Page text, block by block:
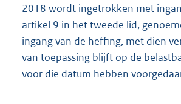
2018 wordt ingetrokken met
artikel 9 in het tweede lid,
ingang van de heffing, met dien
van toepassing blijft op de
voor die datum hebben